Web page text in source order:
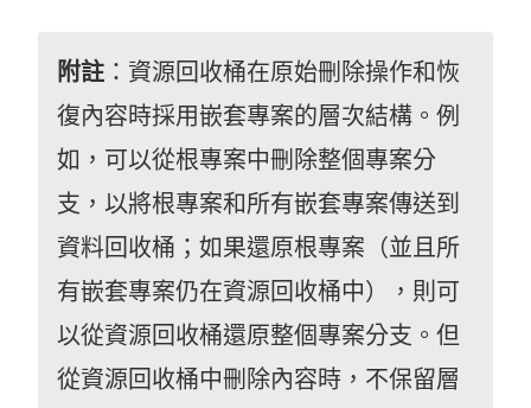
附註 ：資源回收桶在原始刪除操作和恢
復內容時採用嵌套專案的層次結構。例
如，可以從根專案中刪除整個專案分
支，以將根專案和所有嵌套專案傳送到
資料回收桶；如果還原根專案（並且所
有嵌套專案仍在資源回收桶中），則可
以從資源回收桶還原整個專案分支。但
從資源回收桶中刪除內容時，不保留層